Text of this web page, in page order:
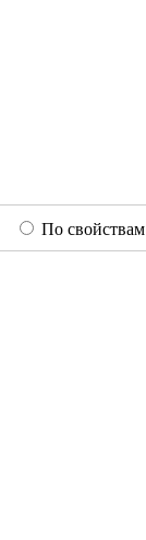
По свойствам